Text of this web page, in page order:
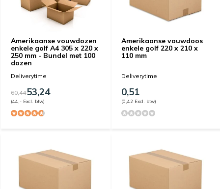
Amerikaanse vouwdozen
enkele golf A4 305 x 220 x
250 mm - Bundel met 100
dozen
Deliverytime
60,4453,24
(44,- Excl. btw)
Amerikaanse vouwdoos
enkele golf 220 x 210 x
110 mm
Deliverytime
0,51
(0,42 Excl. btw)